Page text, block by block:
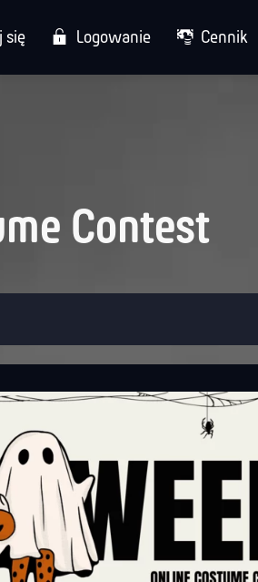
się Logowanie Cennik
Contest